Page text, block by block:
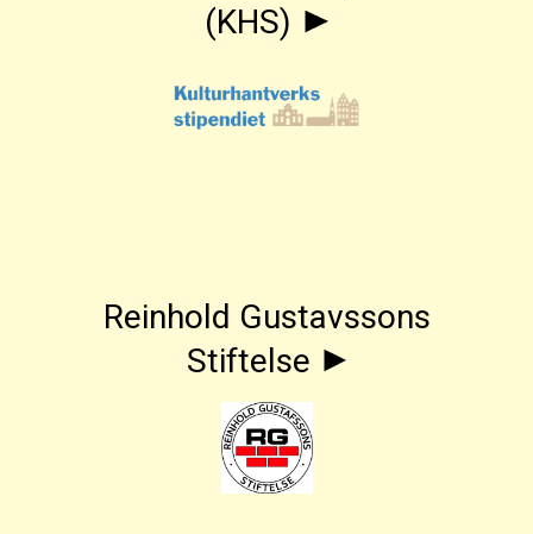
(KHS)
Reinhold Gustavssons
Stiftelse